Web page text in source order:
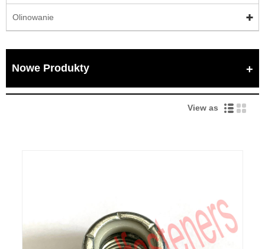
Olinowanie
Nowe Produkty
View as